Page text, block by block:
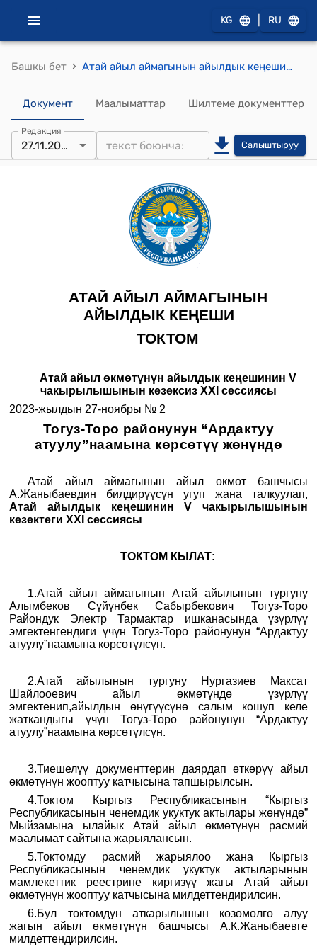
KG RU
Башкы бет › Атай айыл аймагынын айылдык кеңешинин 2023-жылдын 27-ноябрындагы № 2 "Тогуз-Торо районунун "Ардактуу атуулу" наамына көрсөтүү жөнүндө" токтому
Документ Маалыматтар Шилтеме документтер
Редакция
27.11.2023 Салыштыруу